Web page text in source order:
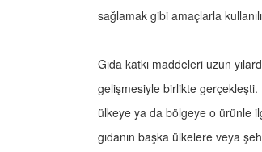
sağlamak gibi amaçlarla
Gıda katkı maddeleri uzun
gelişmesiyle birlikte
ülkeye ya da bölgeye o ürünle
gıdanın başka ülkelere veya